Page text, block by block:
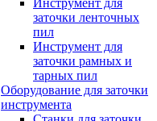
Инструмент для
заточки ленточных
пил
Инструмент для
заточки рамных и
тарных пил
Оборудование для заточки
инструмента